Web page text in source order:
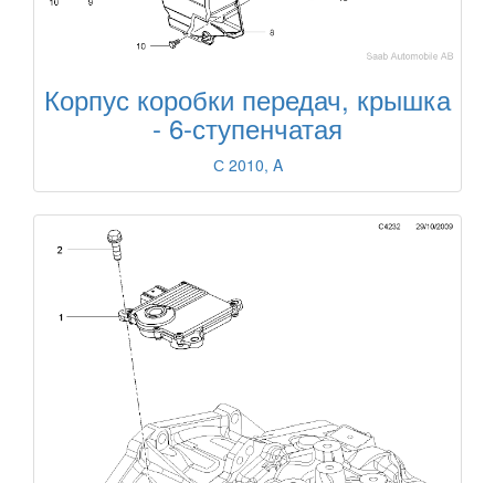
Корпус коробки передач, крышка
- 6-ступенчатая
С 2010, A